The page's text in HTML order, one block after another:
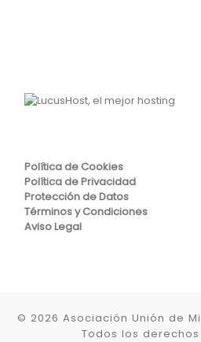
Política de Cookies
Política de Privacidad
Protección de Datos
Términos y Condiciones
Aviso Legal
© 2026 Asociación Unión de
Todos los